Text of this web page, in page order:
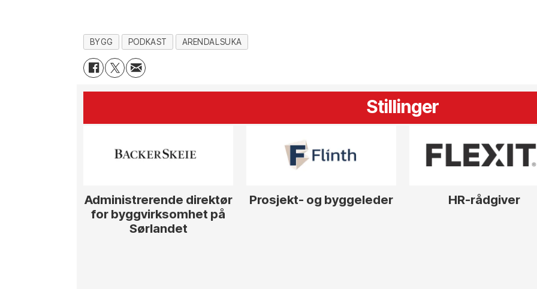
BYGG PODKAST ARENDALSUKA
Stillinger
Administrerende direktør
for byggvirksomhet på
Sørlandet
Prosjekt- og byggeleder HR-rådgiver